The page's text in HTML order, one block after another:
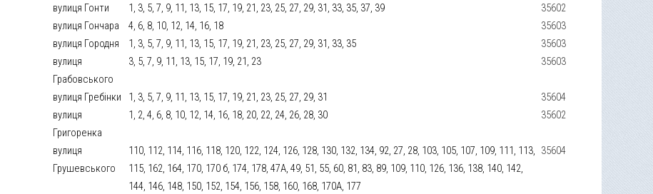
вулиця Гонти
1, 3, 5, 7, 9, 11, 13, 15, 17, 19, 21, 23, 25, 27, 29, 31, 33, 35, 37, 39
35602
вулиця Гончара
4, 6, 8, 10, 12, 14, 16, 18
35603
вулиця Городня
1, 3, 5, 7, 9, 11, 13, 15, 17, 19, 21, 23, 25, 27, 29, 31, 33, 35
35603
вулиця
Грабовського
3, 5, 7, 9, 11, 13, 15, 17, 19, 21, 23 35603
вулиця Гребінки 1, 3, 5, 7, 9, 11, 13, 15, 17, 19, 21, 23, 25, 27, 29, 31
35604
вулиця
Григоренка
1, 2, 4, 6, 8, 10, 12, 14, 16, 18, 20, 22, 24, 26, 28, 30 35602
вулиця
Грушевського
110, 112, 114, 116, 118, 120, 122, 124, 126, 128, 130, 132, 134, 92, 27, 28, 103, 105, 107, 109, 111, 113,
115, 162, 164, 170, 170 б, 174, 178, 47А, 49, 51, 55, 60, 81, 83, 89, 109, 110, 126, 136, 138, 140, 142,
144, 146, 148, 150, 152, 154, 156, 158, 160, 168, 170А, 177
35604